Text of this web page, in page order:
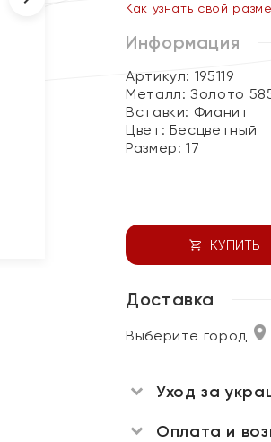
Как узнать свой
Информация
Артикул: 195119
Металл:Золото
Вставки: Фианит
Цвет: Бесцветный
Размер:17
КУПИТЬ
Доставка
Выберите город
Уход за
Оплата и